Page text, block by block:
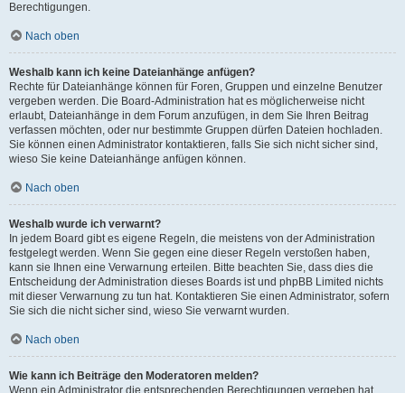
Berechtigungen.
Nach oben
Weshalb kann ich keine Dateianhänge anfügen?
Rechte für Dateianhänge können für Foren, Gruppen und einzelne Benutzer
vergeben werden. Die Board-Administration hat es möglicherweise nicht
erlaubt, Dateianhänge in dem Forum anzufügen, in dem Sie Ihren Beitrag
verfassen möchten, oder nur bestimmte Gruppen dürfen Dateien hochladen.
Sie können einen Administrator kontaktieren, falls Sie sich nicht sicher sind,
wieso Sie keine Dateianhänge anfügen können.
Nach oben
Weshalb wurde ich verwarnt?
In jedem Board gibt es eigene Regeln, die meistens von der Administration
festgelegt werden. Wenn Sie gegen eine dieser Regeln verstoßen haben,
kann sie Ihnen eine Verwarnung erteilen. Bitte beachten Sie, dass dies die
Entscheidung der Administration dieses Boards ist und phpBB Limited nichts
mit dieser Verwarnung zu tun hat. Kontaktieren Sie einen Administrator, sofern
Sie sich die nicht sicher sind, wieso Sie verwarnt wurden.
Nach oben
Wie kann ich Beiträge den Moderatoren melden?
Wenn ein Administrator die entsprechenden Berechtigungen vergeben hat,